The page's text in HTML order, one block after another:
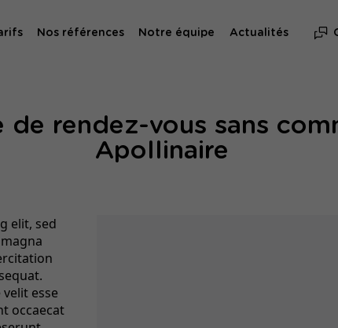
Nos références Notre équipe Actualités
rendez-vous sans
Apollinaire
elit, sed
esse
occaecat